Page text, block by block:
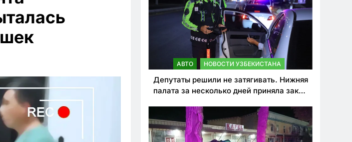
АВТО НОВОСТИ УЗБЕКИСТАНА
Депутаты решили не затягивать. Нижняя
палата за несколько дней приняла закон
нарушителей ПДД